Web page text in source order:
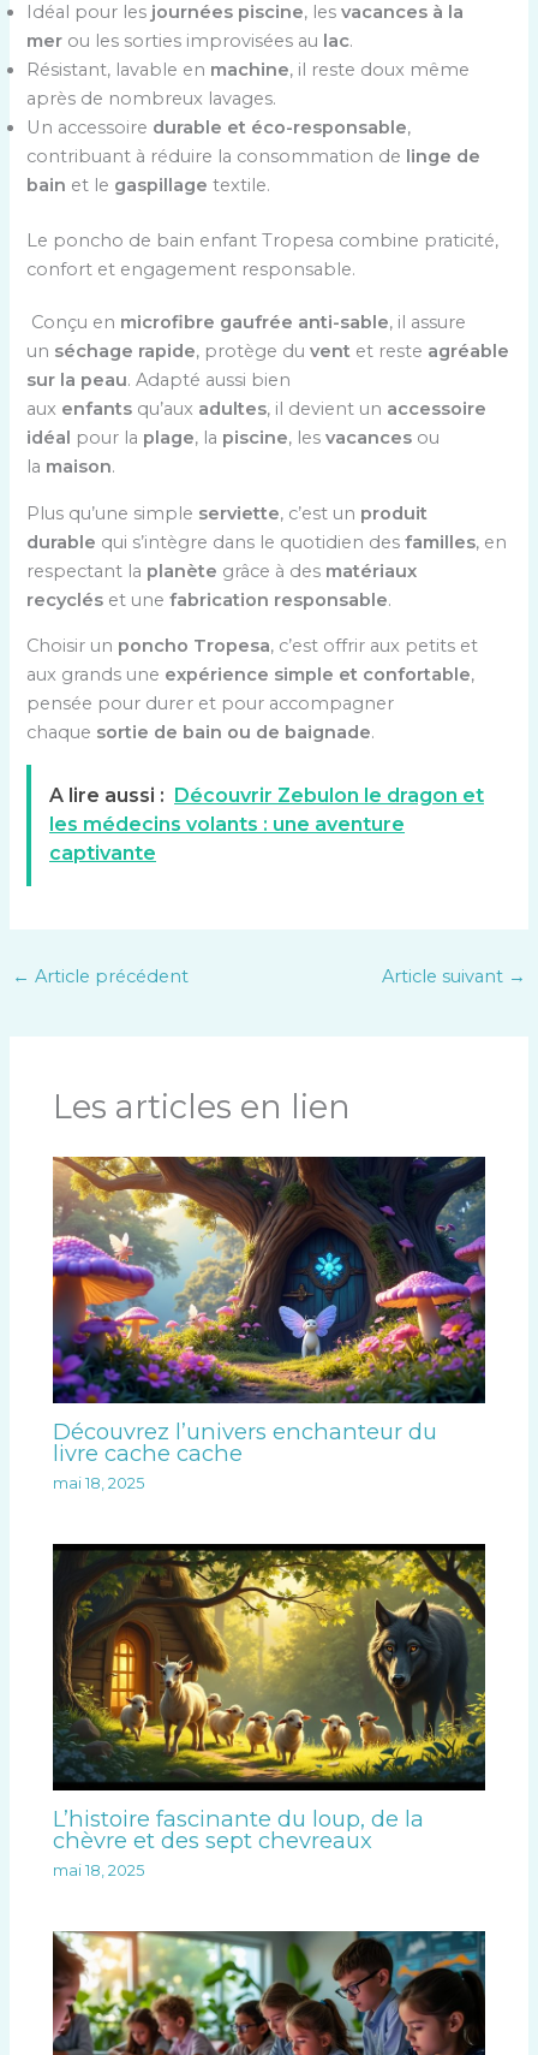
Idéal pour les journées piscine, lesvacances à la
mer ou les sorties improvisées au lac.
Résistant, lavable en machine, il reste doux même
après de nombreux lavages.
Un accessoire durable et éco-responsable,
contribuant à réduire la consommation de linge de
bain et le gaspillage textile.
Le poncho de bain enfant Tropesa combine praticité,
confort et engagement responsable.
Conçu en microfibre gaufrée anti-sable, il assure
un séchage rapide, protège duvent et reste agréable
sur la peau. Adapté aussi bien
aux enfants qu’aux adultes, il devient un accessoire
idéal pour la plage, la piscine, lesvacances ou
la maison.
Plus qu’une simple serviette, c’est un produit
durable qui s’intègre dans le quotidien desfamilles, en
respectant la planète grâce à des matériaux
recyclés et unefabrication responsable.
Choisir un poncho Tropesa, c’est offrir aux petits et
aux grands une expérience simple et confortable,
pensée pour durer et pour accompagner
chaque sortie de bain ou de baignade.
A lire aussi :
Découvrir Zebulon le dragon et
les médecins volants : une aventure
captivante
← Article précédent Article suivant →
Les articles en lien
Découvrez l’univers enchanteur du
livre cache cache
mai 18, 2025
L’histoire fascinante du loup, de la
chèvre et des sept chevreaux
mai 18, 2025